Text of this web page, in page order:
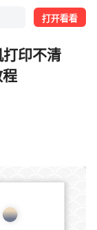
打开看看
印不清